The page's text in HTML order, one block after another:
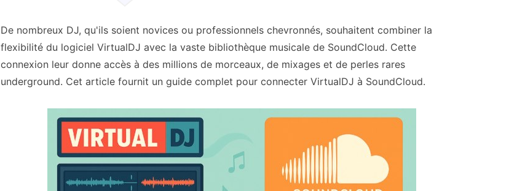
De nombreux DJ, qu'ils soient novices ou professionnels chevronnés, souhaitent combiner la
flexibilité du logiciel VirtualDJ avec la vaste bibliothèque musicale de SoundCloud. Cette
connexion leur donne accès à des millions de morceaux, de mixages et de perles rares
underground. Cet article fournit un guide complet pour connecter VirtualDJ à SoundCloud.